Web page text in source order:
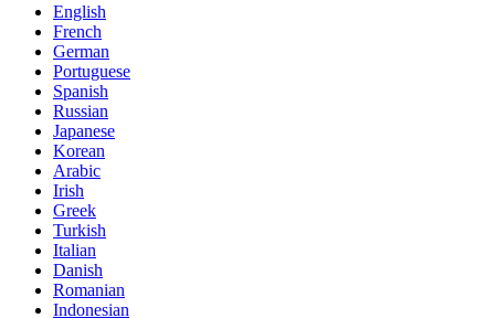
English
French
German
Portuguese
Spanish
Russian
Japanese
Korean
Arabic
Irish
Greek
Turkish
Italian
Danish
Romanian
Indonesian